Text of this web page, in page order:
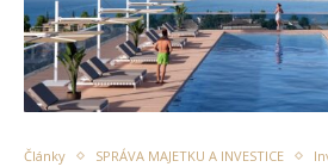
Články SPRÁVA MAJETKU A INVESTICE